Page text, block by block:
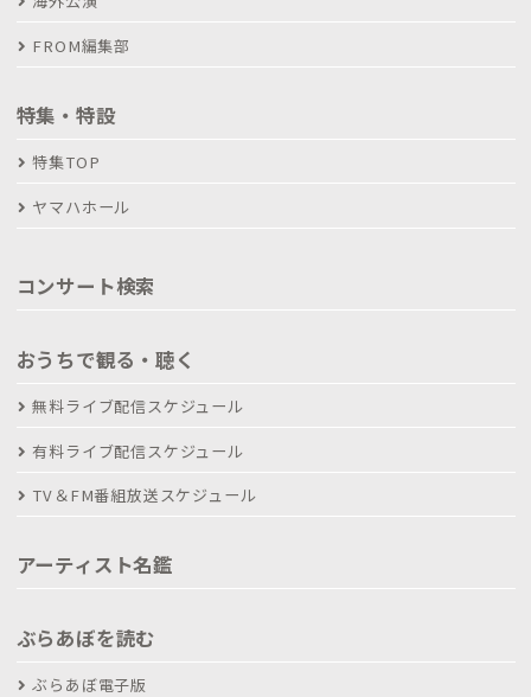
FROM編集部
特集・特設
特集TOP
ヤマハホール
コンサート検索
おうちで観る・聴く
無料ライブ配信スケジュール
有料ライブ配信スケジュール
TV＆FM番組放送スケジュール
アーティスト名鑑
ぶらあぼを読む
ぶらあぼ電子版